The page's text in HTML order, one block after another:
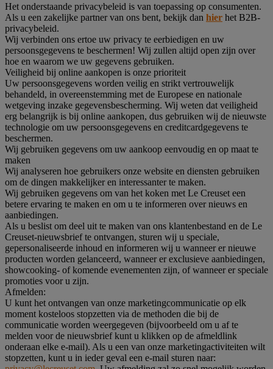
Het onderstaande privacybeleid is van toepassing op consumenten.
Als u een zakelijke partner van ons bent, bekijk dan hier het B2B-
privacybeleid.
Wij verbinden ons ertoe uw privacy te eerbiedigen en uw
persoonsgegevens te beschermen! Wij zullen altijd open zijn over
hoe en waarom we uw gegevens gebruiken.
Veiligheid bij online aankopen is onze prioriteit
Uw persoonsgegevens worden veilig en strikt vertrouwelijk
behandeld, in overeenstemming met de Europese en nationale
wetgeving inzake gegevensbescherming. Wij weten dat veiligheid
erg belangrijk is bij online aankopen, dus gebruiken wij de nieuwste
technologie om uw persoonsgegevens en creditcardgegevens te
beschermen.
Wij gebruiken gegevens om uw aankoop eenvoudig en op maat te
maken
Wij analyseren hoe gebruikers onze website en diensten gebruiken
om de dingen makkelijker en interessanter te maken.
Wij gebruiken gegevens om van het koken met Le Creuset een
betere ervaring te maken en om u te informeren over nieuws en
aanbiedingen.
Als u beslist om deel uit te maken van ons klantenbestand en de Le
Creuset-nieuwsbrief te ontvangen, sturen wij u speciale,
gepersonaliseerde inhoud en informeren wij u wanneer er nieuwe
producten worden gelanceerd, wanneer er exclusieve aanbiedingen,
showcooking- of komende evenementen zijn, of wanneer er speciale
promoties voor u zijn.
Afmelden:
U kunt het ontvangen van onze marketingcommunicatie op elk
moment kosteloos stopzetten via de methoden die bij de
communicatie worden weergegeven (bijvoorbeeld om u af te
melden voor de nieuwsbrief kunt u klikken op de afmeldlink
onderaan elke e-mail). Als u een van onze marketingactiviteiten wilt
stopzetten, kunt u in ieder geval een e-mail sturen naar: